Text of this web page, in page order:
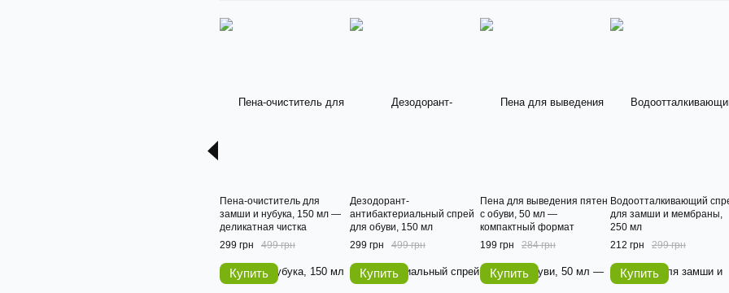
Пена-очиститель для
замши и нубука, 150 мл —
деликатная чистка
299 грн
499 грн
Купить
Дезодорант-
антибактериальный спрей
для обуви, 150 мл
299 грн
499 грн
Купить
Пена для выведения пятен
с обуви, 50 мл —
компактный формат
199 грн
284 грн
Купить
Водоотталкивающий
для замши и мембраны,
250 мл
212 грн
299 грн
Купить